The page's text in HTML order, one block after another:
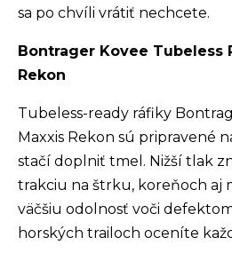
sa po chvíli vrátiť nechcete.
Bontrager Kovee Tubeless
Rekon
Tubeless-ready ráfiky
Maxxis Rekon sú pripravené
stačí doplniť tmel. Nižší tlak
trakciu na štrku, koreňoch aj
väčšiu odolnosť voči
horských trailoch oceníte